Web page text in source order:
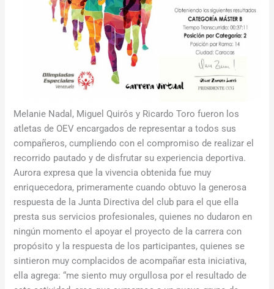
Melanie Nadal, Miguel Quirós y Ricardo Toro fueron los
atletas de OEV encargados de representar a todos sus
compañeros, cumpliendo con el compromiso de realizar el
recorrido pautado y de disfrutar su experiencia deportiva.
Aurora expresa que la vivencia obtenida fue muy
enriquecedora, primeramente cuando obtuvo la generosa
respuesta de la Junta Directiva del club para el que ella
presta sus servicios profesionales, quienes no dudaron en
ningún momento el apoyar el proyecto de la carrera con
propósito y la respuesta de los participantes, quienes se
sintieron muy complacidos de acompañar esta iniciativa,
ella agrega: “me siento muy orgullosa por el resultado de